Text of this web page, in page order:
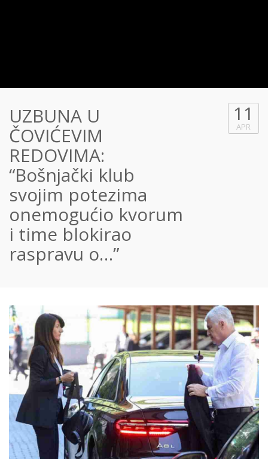
UZBUNA U
ČOVIĆEVIM
REDOVIMA:
“Bošnjački klub
svojim potezima
onemogućio kvorum
i time blokirao
raspravu o…”
11
APR